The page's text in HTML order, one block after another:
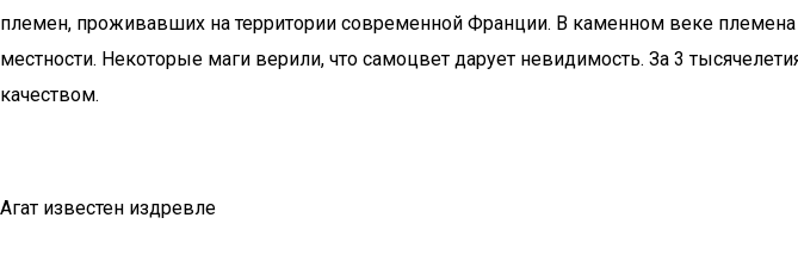
племен, проживавших на территории современной Франции. В каменном веке
местности. Некоторые маги верили, что самоцвет дарует невидимость. За 3
качеством.
Агат известен издревле